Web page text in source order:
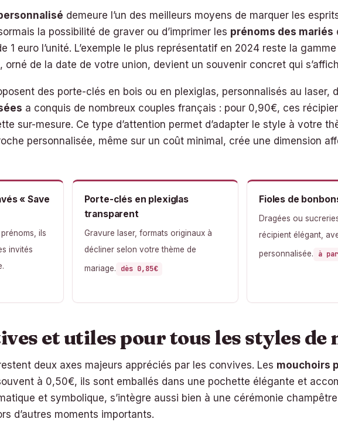
demeure l’un des meilleurs moyens de marquer les
la possibilité de graver ou d’imprimer les prénoms des mariés
1 euro l’unité. L’exemple le plus représentatif en 2024 reste la gamme
orné de la date de votre union, devient un souvenir concret qui
des porte-clés en bois ou en plexiglas, personnalisés au laser,
a conquis de nombreux couples français : pour 0,90€, ces
sur-mesure. Ce type d’attention permet d’adapter le style à votre
personnalisée, même sur un coût minimal, crée une dimension
« Save
ils
invités
Porte-clés en plexiglas
transparent
Gravure laser, formats originaux à
décliner selon votre thème de
mariage.
dès 0,85€
Fioles de
Dragées ou
récipient élégant,
personnalisée.
à
et utiles pour tous les styles de
deux axes majeurs appréciés par les convives. Les mouchoirs
à 0,50€, ils sont emballés dans une pochette élégante et
et symbolique, s’intègre aussi bien à une cérémonie
d’autres moments importants.